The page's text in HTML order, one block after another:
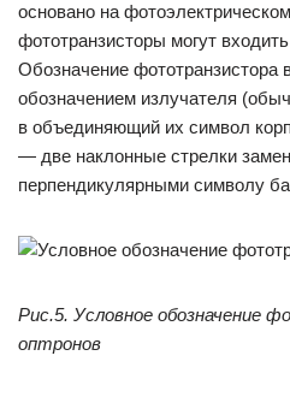
основано на
фототранзисторы могут
Обозначение фототранзистора
обозначением излучателя
в объединяющий их символ
— две наклонные стрелки
перпендикулярными символу
Рис.5. Условное обозначение
оптронов